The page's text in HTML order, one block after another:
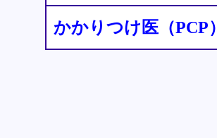
かかりつけ医（PCP）